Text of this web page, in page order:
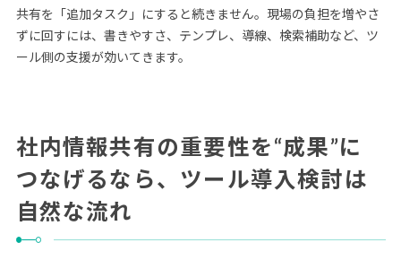
共有を「追加タスク」にすると続きません。現場の負担を増やさ
ずに回すには、書きやすさ、テンプレ、導線、検索補助など、ツ
ール側の支援が効いてきます。
社内情報共有の重要性を“成果”に
つなげるなら、ツール導入検討は
自然な流れ